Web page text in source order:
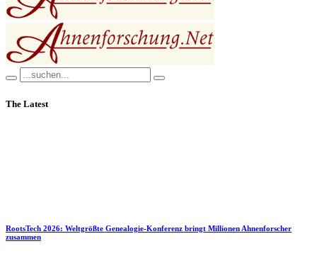
The Latest
RootsTech 2026: Weltgrößte Genealogie-Konferenz bringt Millionen Ahnenforscher
zusammen